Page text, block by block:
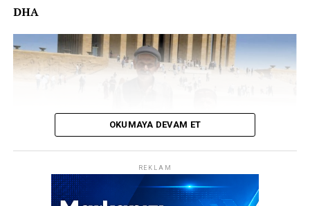
DHA
OKUMAYA DEVAM ET
REKLAM